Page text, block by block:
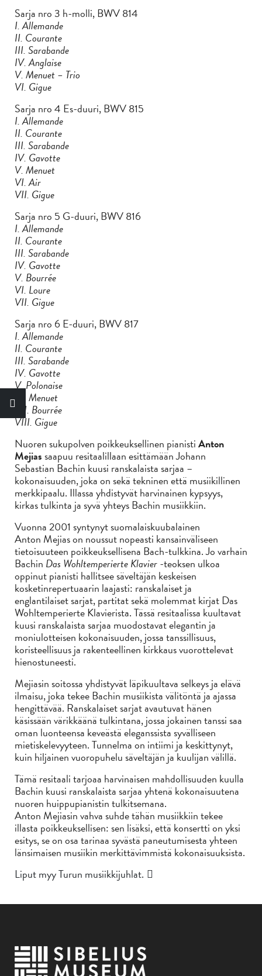
Sarja nro 3 h-molli, BWV 814
I. Allemande
II. Courante
III. Sarabande
IV. Anglaise
V. Menuet – Trio
VI. Gigue
Sarja nro 4 Es-duuri, BWV 815
I. Allemande
II. Courante
III. Sarabande
IV. Gavotte
V. Menuet
VI. Air
VII. Gigue
Sarja nro 5 G-duuri, BWV 816
I. Allemande
II. Courante
III. Sarabande
IV. Gavotte
V. Bourrée
VI. Loure
VII. Gigue
Sarja nro 6 E-duuri, BWV 817
I. Allemande
II. Courante
III. Sarabande
IV. Gavotte
V. Polonaise
VI. Menuet
VII. Bourrée
VIII. Gigue
Nuoren sukupolven poikkeuksellinen pianistiAnton
Mejiassaapuu resitaalillaan esittämään Johann
Sebastian Bachin kuusi ranskalaista sarjaa –
kokonaisuuden, joka on sekä tekninen että musiikillinen
merkkipaalu. Illassa yhdistyvät harvinainen kypsyys,
kirkas tulkinta ja syvä yhteys Bachin musiikkiin.
Vuonna 2001 syntynyt suomalaiskuubalainen
Anton Mejias on noussut nopeasti kansainväliseen
tietoisuuteen poikkeuksellisena Bach-tulkkina. Jo varhain
Bachin Das Wohltemperierte Klavier-teoksen ulkoa
oppinut pianisti hallitsee säveltäjän keskeisen
kosketinrepertuaarin laajasti: ranskalaiset ja
englantilaiset sarjat, partitat sekä molemmat kirjat Das
Wohltemperierte Klavierista. Tässä resitaalissa kuultavat
kuusi ranskalaista sarjaa muodostavat elegantin ja
moniulotteisen kokonaisuuden, jossa tanssillisuus,
koristeellisuus ja rakenteellinen kirkkaus vuorottelevat
hienostuneesti.
Mejiasin soitossa yhdistyvät läpikuultava selkeys ja elävä
ilmaisu, joka tekee Bachin musiikista välitöntä ja ajassa
hengittävää. Ranskalaiset sarjat avautuvat hänen
käsissään värikkäänä tulkintana, jossa jokainen tanssi saa
oman luonteensa keveästä eleganssista syvälliseen
mietiskelevyyteen. Tunnelma on intiimi ja keskittynyt,
kuin hiljainen vuoropuhelu säveltäjän ja kuulijan välillä.
Tämä resitaali tarjoaa harvinaisen mahdollisuuden kuulla
Bachin kuusi ranskalaista sarjaa yhtenä kokonaisuutena
nuoren huippupianistin tulkitsemana.
Anton Mejiasin vahva suhde tähän musiikkiin tekee
illasta poikkeuksellisen: sen lisäksi, että konsertti on yksi
esitys, se on osa tarinaa syvästä paneutumisesta yhteen
länsimaisen musiikin merkittävimmistä kokonaisuuksista.
Liput myy Turun musiikkijuhlat.